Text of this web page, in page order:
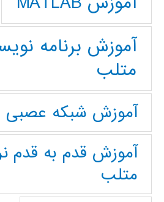
آموزش برنامه
متلب
آموزش شبکه عصبی
آموزش قدم به قدم
متلب